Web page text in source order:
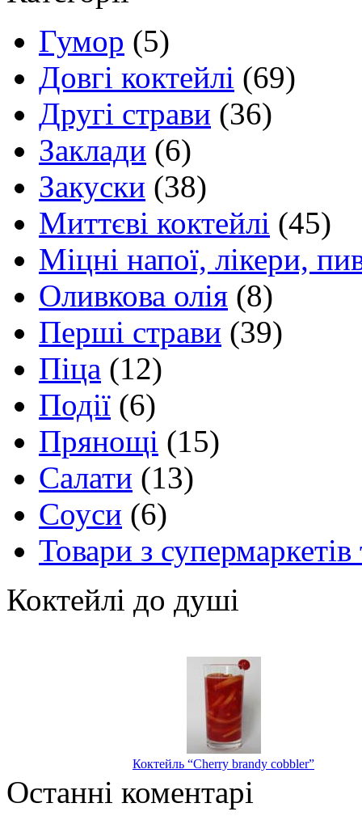
Гумор (5)
Довгі коктейлі (69)
Другі страви (36)
Заклади (6)
Закуски (38)
Миттєві коктейлі (45)
Міцні напої, лікери,
Оливкова олія (8)
Перші страви (39)
Піца (12)
Події (6)
Прянощі (15)
Салати (13)
Соуси (6)
Товари з супермаркетів
Коктейлі до душі
Коктейль “Cherry brandy cobbler”
Останні коментарі